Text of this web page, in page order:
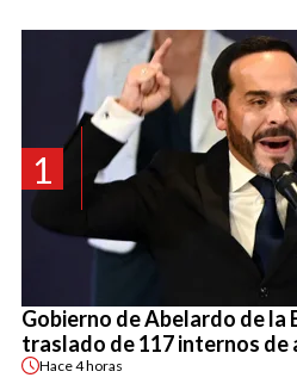
1
Gobierno de Abelardo de la
traslado de 117 internos
Hace4 horas